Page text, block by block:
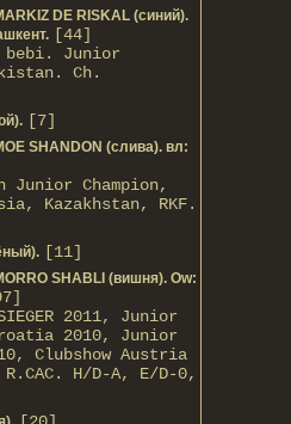
DE RISKAL (синий).
[44]
bebi. Junior
Ch.
[7]
SHANDON (слива). вл:
Junior Champion,
Kazakhstan, RKF.
[11]
SHABLI (вишня). Ow:
2011, Junior
2010, Junior
Clubshow Austria
Н/D-A, E/D-0,